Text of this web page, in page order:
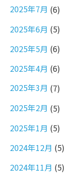
2025年7月 (6)
2025年6月 (5)
2025年5月 (6)
2025年4月 (6)
2025年3月 (7)
2025年2月 (5)
2025年1月 (5)
2024年12月 (5)
2024年11月 (5)